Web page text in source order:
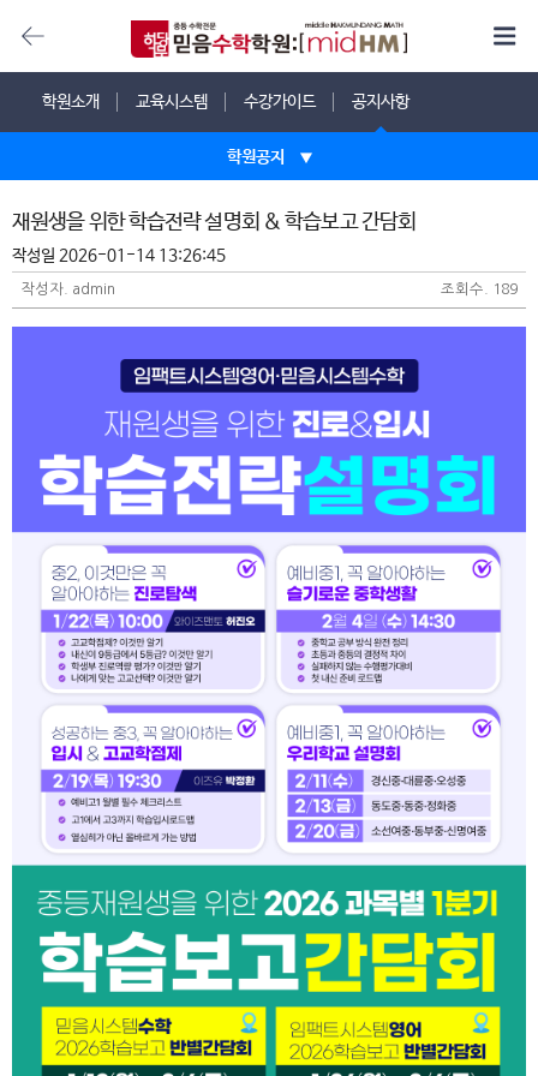
학원소개 교육시스템 수강가이드 공지사항
학원공지
재원생을 위한 학습전략 설명회 & 학습보고 간담회
작성일 2026-01-14 13:26:45
작성자. admin 조회수. 189